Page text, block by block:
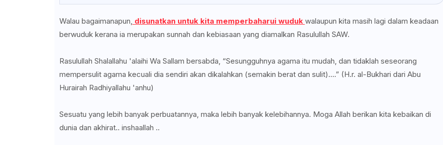
Walau bagaimanapun, disunatkan untuk kita memperbaharui wuduk walaupun kita masih lagi dalam keadaan
berwuduk kerana ia merupakan sunnah dan kebiasaan yang diamalkan Rasulullah SAW.
Rasulullah Shalallahu 'alaihi Wa Sallam bersabda, “Sesungguhnya agama itu mudah, dan tidaklah seseorang
mempersulit agama kecuali dia sendiri akan dikalahkan (semakin berat dan sulit)….” (H.r. al-Bukhari dari Abu
Hurairah Radhiyallahu 'anhu)
Sesuatu yang lebih banyak perbuatannya, maka lebih banyak kelebihannya. Moga Allah berikan kita kebaikan di
dunia dan akhirat.. inshaallah ..